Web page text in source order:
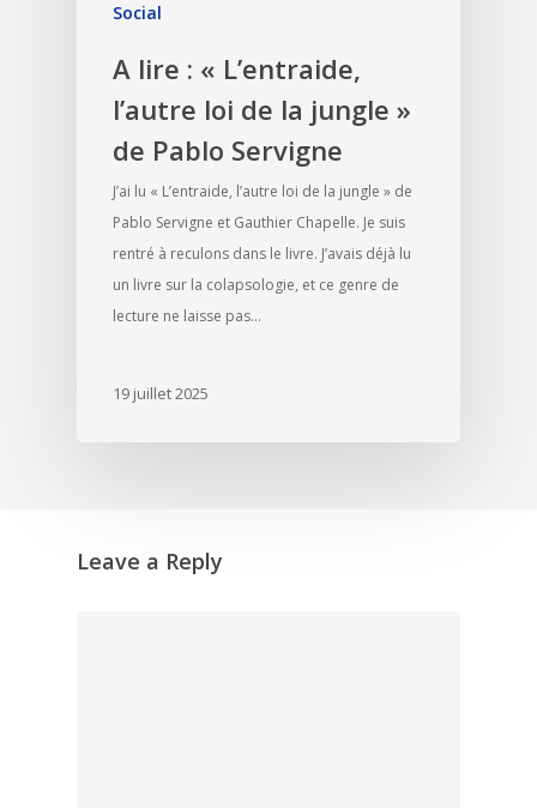
Social
A lire : « L’entraide,
l’autre loi de la jungle »
de Pablo Servigne
J’ai lu « L’entraide, l’autre loi de la jungle » de
Pablo Servigne et Gauthier Chapelle. Je suis
rentré à reculons dans le livre. J’avais déjà lu
un livre sur la colapsologie, et ce genre de
lecture ne laisse pas…
19 juillet 2025
Leave a Reply